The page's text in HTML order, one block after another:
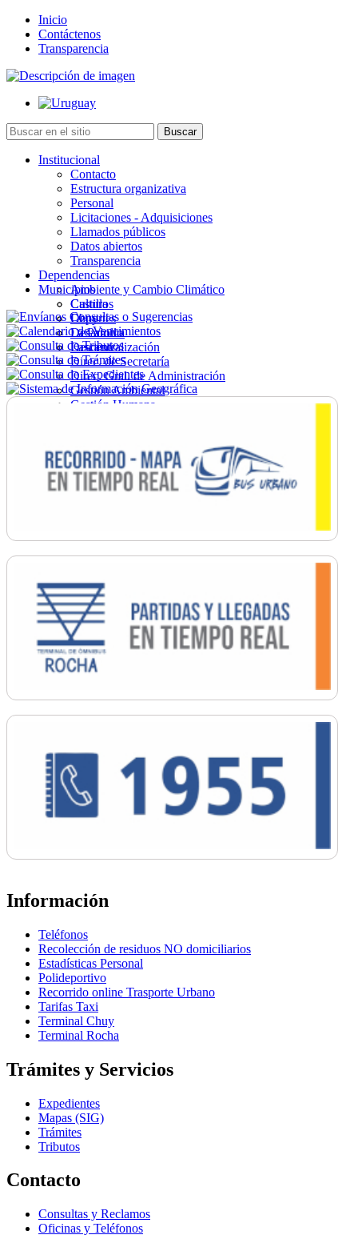
Inicio
Contáctenos
Transparencia
Institucional
Contacto
Estructura organizativa
Personal
Licitaciones - Adquisiciones
Llamados públicos
Datos abiertos
Transparencia
Dependencias
Ambiente y Cambio Climático
Cultura
Deportes
Desarrollo
Descentralización
Direc. de Secretaría
Direc. Gral. de Administración
Gestión Ambiental
Gestión Humana
Ordenamiento
Promoción Social
Salud
Secretaría General
Municipios
Castillos
Chuy
La Paloma
Lascano
Información
Teléfonos
Recolección de residuos NO domiciliarios
Estadísticas Personal
Polideportivo
Recorrido online Trasporte Urbano
Tarifas Taxi
Terminal Chuy
Terminal Rocha
Trámites y Servicios
Expedientes
Mapas (SIG)
Trámites
Tributos
Contacto
Consultas y Reclamos
Oficinas y Teléfonos